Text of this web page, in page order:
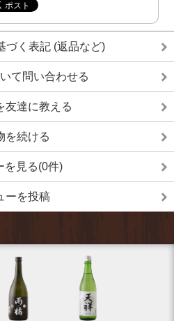
づく表記 (返品など)
て問い合わせる
友達に教える
を続ける
を見る(0件)
ーを投稿